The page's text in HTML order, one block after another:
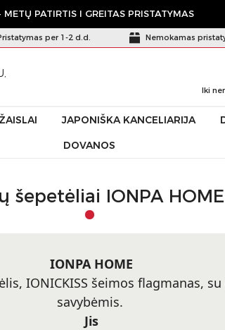
METŲ PATIRTIS I GREITAS PRISTATYMAS
per 1-2 d.d. Nemokamas
Iki
ŽAISLAI JAPONIŠKA KANCELIARIJA
DOVANOS
šepetėliai IONPA HOME
IONPA HOME
IONICKISS šeimos flagmanas,
savybėmis.
Jis